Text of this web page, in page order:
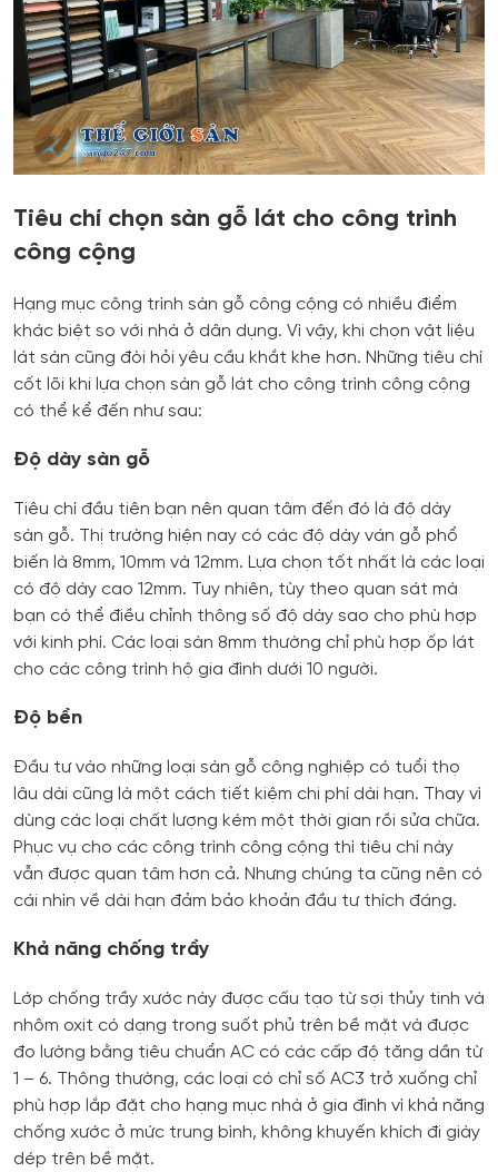
Tiêu chí chọn sàn gỗ lát cho công trình
công cộng
Hạng mục công trình sàn gỗ công cộng có nhiều điểm
khác biệt so với nhà ở dân dụng. Vì vậy, khi chọn vật liệu
lát sàn cũng đòi hỏi yêu cầu khắt khe hơn. Những tiêu chí
cốt lõi khi lựa chọn sàn gỗ lát cho công trình công cộng
có thể kể đến như sau:
Độ dày sàn gỗ
Tiêu chí đầu tiên bạn nên quan tâm đến đó là độ dày
sàn gỗ. Thị trường hiện nay có các độ dày ván gỗ phổ
biến là 8mm, 10mm và 12mm. Lựa chọn tốt nhất là các loại
có độ dày cao 12mm. Tuy nhiên, tùy theo quan sát mà
bạn có thể điều chỉnh thông số độ dày sao cho phù hợp
với kinh phí. Các loại sàn 8mm thường chỉ phù hợp ốp lát
cho các công trình hộ gia đình dưới 10 người.
Độ bền
Đầu tư vào những loại sàn gỗ công nghiệp có tuổi thọ
lâu dài cũng là một cách tiết kiệm chi phí dài hạn. Thay vì
dùng các loại chất lượng kém một thời gian rồi sửa chữa.
Phục vụ cho các công trình công cộng thì tiêu chí này
vẫn được quan tâm hơn cả. Nhưng chúng ta cũng nên có
cái nhìn về dài hạn đảm bảo khoản đầu tư thích đáng.
Khả năng chống trầy
Lớp chống trầy xước này được cấu tạo từ sợi thủy tinh và
nhôm oxit có dạng trong suốt phủ trên bề mặt và được
đo lường bằng tiêu chuẩn AC có các cấp độ tăng dần từ
1 – 6. Thông thường, các loại có chỉ số AC3 trở xuống chỉ
phù hợp lắp đặt cho hạng mục nhà ở gia đình vì khả năng
chống xước ở mức trung bình, không khuyến khích đi giày
dép trên bề mặt.